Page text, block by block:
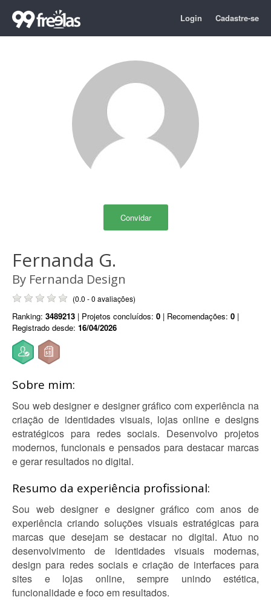
Login Cadastre-se
Convidar
Fernanda G.
By Fernanda Design
(0.0 - 0 avaliações)
Ranking: 3489213 | Projetos concluídos: 0 | Recomendações: 0 |
Registrado desde: 16/04/2026
Sobre mim:
Sou web designer e designer gráfico com experiência na
criação de identidades visuais, lojas online e designs
estratégicos para redes sociais. Desenvolvo projetos
modernos, funcionais e pensados para destacar marcas
e gerar resultados no digital.
Resumo da experiência profissional:
Sou web designer e designer gráfico com anos de
experiência criando soluções visuais estratégicas para
marcas que desejam se destacar no digital. Atuo no
desenvolvimento de identidades visuais modernas,
design para redes sociais e criação de interfaces para
sites e lojas online, sempre unindo estética,
funcionalidade e foco em resultados.